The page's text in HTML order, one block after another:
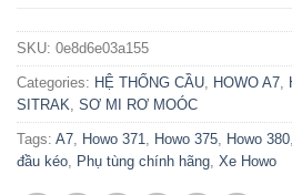
SKU: 0e8d6e03a155
Categories: HỆ THỐNG CẦU, HOWO A7,
SITRAK, SƠ MI RƠ MOÓC
Tags: A7, Howo 371, Howo 375, Howo 380,
đầu kéo, Phụ tùng chính hãng, Xe Howo